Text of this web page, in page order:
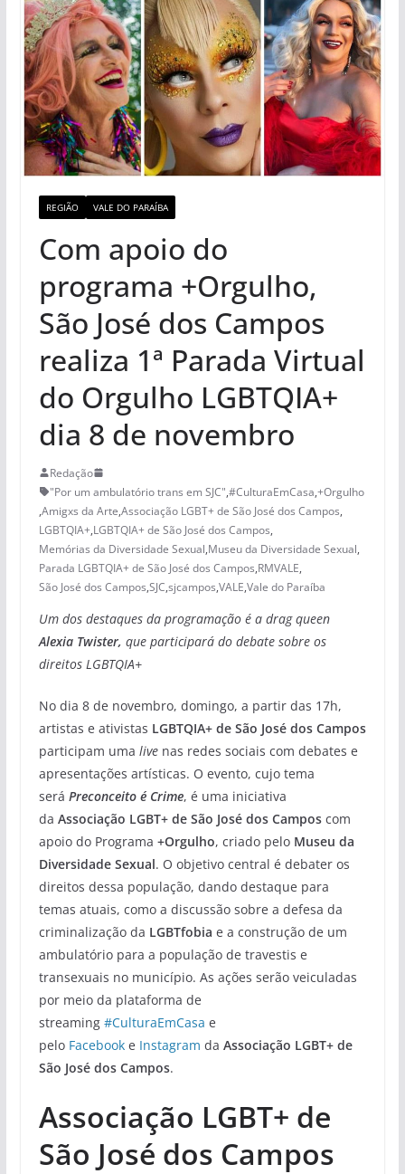
REGIÃO VALE DO PARAÍBA
Com apoio do
programa +Orgulho,
São José dos Campos
realiza 1ª Parada Virtual
do Orgulho LGBTQIA+
dia 8 de novembro
Redação
"Por um ambulatório trans em SJC",#CulturaEmCasa,+Orgulho
,Amigxs da Arte,Associação LGBT+ de São José dos Campos,
LGBTQIA+,LGBTQIA+ de São José dos Campos,
Memórias da Diversidade Sexual,Museu da Diversidade Sexual,
Parada LGBTQIA+ de São José dos Campos,RMVALE,
São José dos Campos,SJC,sjcampos,VALE,Vale do Paraíba
Um dos destaques da programação é a drag queen
Alexia Twister, que participará do debate sobre os
direitos LGBTQIA+
No dia 8 de novembro, domingo, a partir das 17h,
artistas e ativistas LGBTQIA+ de São José dos Campos
participam uma livenas redes sociais com debates e
apresentações artísticas. O evento, cujo tema
será Preconceito é Crime, é uma iniciativa
da Associação LGBT+ de São José dos Camposcom
apoio do Programa +Orgulho, criado pelo Museu da
Diversidade Sexual. O objetivo central é debater os
direitos dessa população, dando destaque para
temas atuais, como a discussão sobre a defesa da
criminalização da LGBTfobia e a construção de um
ambulatório para a população de travestis e
transexuais no município. As ações serão veiculadas
por meio da plataforma de
streaming #CulturaEmCasa e
pelo Facebooke Instagram da Associação LGBT+ de
São José dos Campos.
Associação LGBT+ de
São José dos Campos